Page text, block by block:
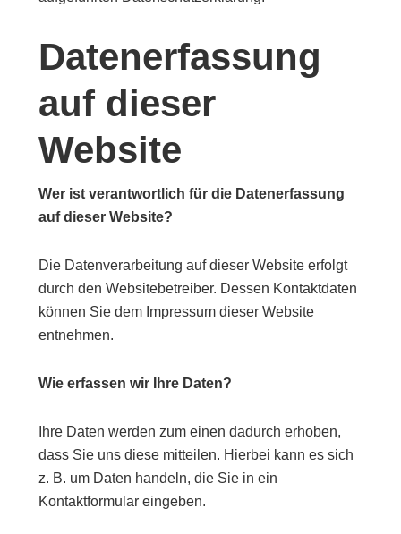
Datenerfassung
auf dieser
Website
Wer ist verantwortlich für die Datenerfassung
auf dieser Website?
Die Datenverarbeitung auf dieser Website erfolgt
durch den Websitebetreiber. Dessen Kontaktdaten
können Sie dem Impressum dieser Website
entnehmen.
Wie erfassen wir Ihre Daten?
Ihre Daten werden zum einen dadurch erhoben,
dass Sie uns diese mitteilen. Hierbei kann es sich
z. B. um Daten handeln, die Sie in ein
Kontaktformular eingeben.